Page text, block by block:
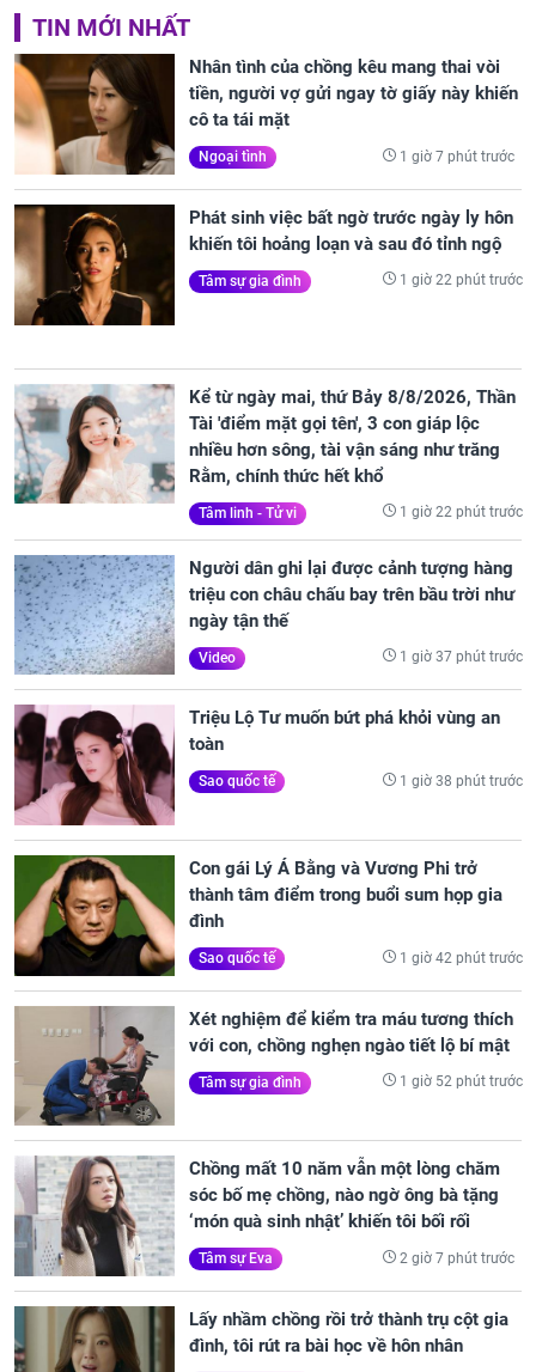
TIN MỚI NHẤT
Nhân tình của chồng kêu mang thai vòi
tiền, người vợ gửi ngay tờ giấy này khiến
cô ta tái mặt
Ngoại tình 1 giờ 7 phút trước
Phát sinh việc bất ngờ trước ngày ly hôn
khiến tôi hoảng loạn và sau đó tỉnh ngộ
Tâm sự gia đình 1 giờ 22 phút trước
Kể từ ngày mai, thứ Bảy 8/8/2026, Thần
Tài 'điểm mặt gọi tên', 3 con giáp lộc
nhiều hơn sông, tài vận sáng như trăng
Rằm, chính thức hết khổ
Tâm linh - Tử vi 1 giờ 22 phút trước
Người dân ghi lại được cảnh tượng hàng
triệu con châu chấu bay trên bầu trời như
ngày tận thế
Video 1 giờ 37 phút trước
Triệu Lộ Tư muốn bứt phá khỏi vùng an
toàn
Sao quốc tế 1 giờ 38 phút trước
Con gái Lý Á Bằng và Vương Phi trở
thành tâm điểm trong buổi sum họp gia
đình
Sao quốc tế 1 giờ 42 phút trước
Xét nghiệm để kiểm tra máu tương thích
với con, chồng nghẹn ngào tiết lộ bí mật
Tâm sự gia đình 1 giờ 52 phút trước
Chồng mất 10 năm vẫn một lòng chăm
sóc bố mẹ chồng, nào ngờ ông bà tặng
‘món quà sinh nhật’ khiến tôi bối rối
Tâm sự Eva 2 giờ 7 phút trước
Lấy nhầm chồng rồi trở thành trụ cột gia
đình, tôi rút ra bài học về hôn nhân